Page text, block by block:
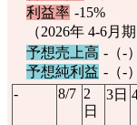
利益率 -15%
（2026年 4-6月
予想売上高 -（-
予想純利益 -（-
-
8/7 2
日
3日